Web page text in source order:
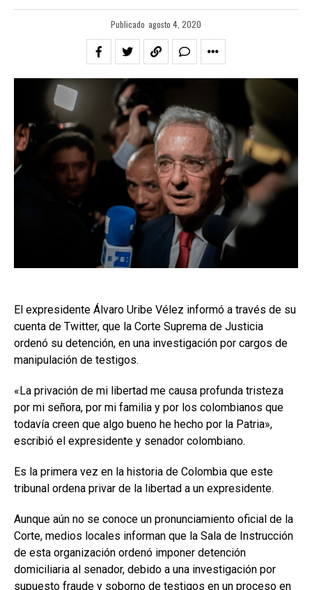
Publicado agosto 4, 2020
El expresidente Álvaro Uribe Vélez informó a través de su
cuenta de Twitter, que la Corte Suprema de Justicia
ordenó su detención, en una investigación por cargos de
manipulación de testigos.
«La privación de mi libertad me causa profunda tristeza
por mi señora, por mi familia y por los colombianos que
todavía creen que algo bueno he hecho por la Patria»,
escribió el expresidente y senador colombiano.
Es la primera vez en la historia de Colombia que este
tribunal ordena privar de la libertad a un expresidente.
Aunque aún no se conoce un pronunciamiento oficial de la
Corte, medios locales informan que la Sala de Instrucción
de esta organización ordenó imponer detención
domiciliaria al senador, debido a una investigación por
supuesto fraude y soborno de testigos en un proceso en